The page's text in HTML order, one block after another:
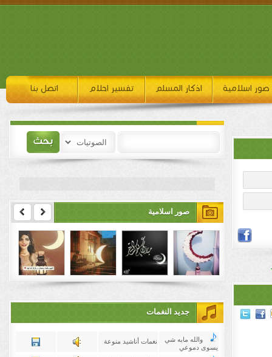
صور اسلامية اذكار المسلم تفسير احلام اتصل بنا
صور اسلامية
جديد النغمات
والله مابه شي
يسوى دموعي
نغمات أناشيد منوعة